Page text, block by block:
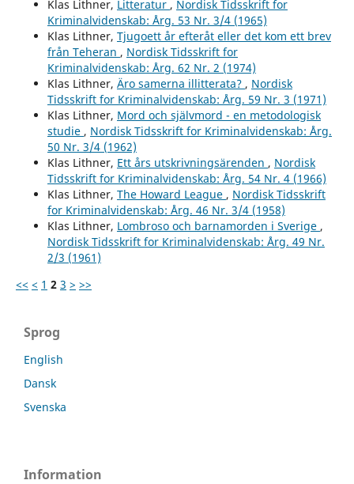
Klas Lithner, Litteratur , Nordisk Tidsskrift for
Kriminalvidenskab: Årg. 53 Nr. 3/4 (1965)
Klas Lithner, Tjugoett år efteråt eller det kom ett brev
från Teheran , Nordisk Tidsskrift for
Kriminalvidenskab: Årg. 62 Nr. 2 (1974)
Klas Lithner, Äro samerna illitterata? , Nordisk
Tidsskrift for Kriminalvidenskab: Årg. 59 Nr. 3 (1971)
Klas Lithner, Mord och självmord - en metodologisk
studie , Nordisk Tidsskrift for Kriminalvidenskab: Årg.
50 Nr. 3/4 (1962)
Klas Lithner, Ett års utskrivningsärenden , Nordisk
Tidsskrift for Kriminalvidenskab: Årg. 54 Nr. 4 (1966)
Klas Lithner, The Howard League , Nordisk Tidsskrift
for Kriminalvidenskab: Årg. 46 Nr. 3/4 (1958)
Klas Lithner, Lombroso och barnamorden i Sverige ,
Nordisk Tidsskrift for Kriminalvidenskab: Årg. 49 Nr.
2/3 (1961)
<< < 1 2 3 > >>
Sprog
English
Dansk
Svenska
Information